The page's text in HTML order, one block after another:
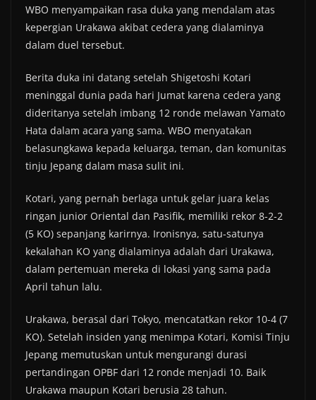
WBO menyampaikan rasa duka yang mendalam atas
kepergian Urakawa akibat cedera yang dialaminya
dalam duel tersebut.
Berita duka ini datang setelah Shigetoshi Kotari
meninggal dunia pada hari Jumat karena cedera yang
dideritanya setelah imbang 12 ronde melawan Yamato
Hata dalam acara yang sama. WBO menyatakan
belasungkawa kepada keluarga, teman, dan komunitas
tinju Jepang dalam masa sulit ini.
Kotari, yang pernah berlaga untuk gelar juara kelas
ringan junior Oriental dan Pasifik, memiliki rekor 8-2-2
(5 KO) sepanjang karirnya. Ironisnya, satu-satunya
kekalahan KO yang dialaminya adalah dari Urakawa,
dalam pertemuan mereka di lokasi yang sama pada
April tahun lalu.
Urakawa, berasal dari Tokyo, mencatatkan rekor 10-4 (7
KO). Setelah insiden yang menimpa Kotari, Komisi Tinju
Jepang memutuskan untuk mengurangi durasi
pertandingan OPBF dari 12 ronde menjadi 10. Baik
Urakawa maupun Kotari berusia 28 tahun.